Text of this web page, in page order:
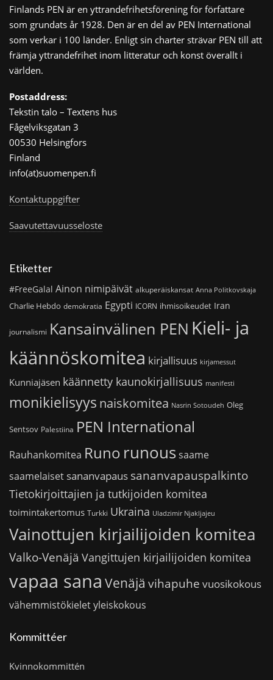
Finlands PEN är en yttrandefrihetsförening för författare
som grundats år 1928. Den är en del av PEN International
som verkar i 100 länder. Enligt sin charter strävar PEN till att
främja yttrandefrihet inom litteratur och konst överallt i
världen.
Postaddress:
Tekstin talo – Textens hus
Fågelviksgatan 3
00530 Helsingfors
Finland
info(at)suomenpen.fi
Kontaktuppgifter
Saavutettavuusseloste
Etiketter
#FreeGalal Ainon nimipäivät alkuperäiskansat Anna Politkovskaja
Charlie Hebdo demokratia Egypti ICORN ihmisoikeudet Iran
journalismi Kansainvälinen PEN Kieli- ja
käännöskomitea kirjallisuus kirjamessut
Kunniajäsen käännetty kaunokirjallisuus manifesti
monikielisyys naiskomitea Nasrin Sotoudeh Oleg
Sentsov Palestiina PEN International
Rauhankomitea Runo runoussaame
saamelaiset sananvapaus sananvapauspalkinto
Tietokirjoittajien ja tutkijoiden komitea
toimintakertomus Turkki Ukraina Uladzimir Njakljajeu
Vainottujen kirjailijoiden komitea
Valko-Venäjä Vangittujen kirjailijoiden komitea
vapaa sana Venäjä vihapuhe vuosikokous
vähemmistökieletyleiskokous
Kommittéer
Kvinnokommittén